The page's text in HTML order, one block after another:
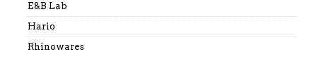
E&B Lab
Hario
Rhinowares